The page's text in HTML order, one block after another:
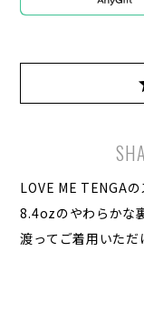
LOVE ME TENGA
8.4ozのやわらかな
渡ってご着用いただ